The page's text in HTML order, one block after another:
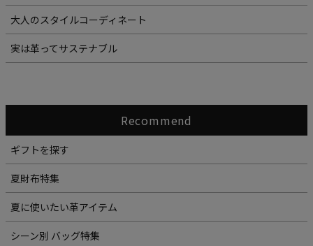
大人のスタイルコーディネート
実は革ってサステナブル
Recommend
ギフトを探す
夏財布特集
夏に使いたい革アイテム
シーン別 バッグ特集